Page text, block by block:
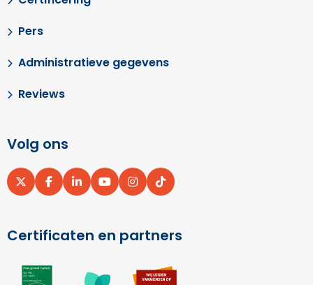
Pers
Administratieve gegevens
Reviews
Volg ons
Ga
Ga
Ga
Ga
Ga
Ga
Certificaten en partners
Ga